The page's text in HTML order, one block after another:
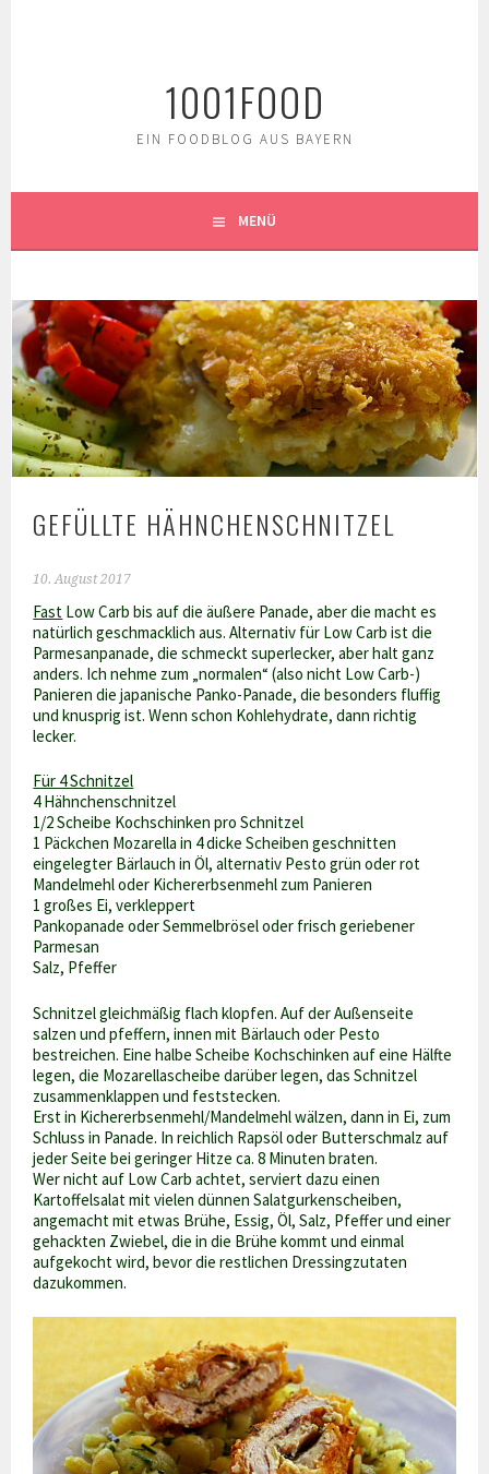
1001FOOD
EIN FOODBLOG AUS BAYERN
MENÜ
GEFÜLLTE HÄHNCHENSCHNITZEL
10. August 2017
Fast Low Carb bis auf die äußere Panade, aber die macht es
natürlich geschmacklich aus. Alternativ für Low Carb ist die
Parmesanpanade, die schmeckt superlecker, aber halt ganz
anders. Ich nehme zum „normalen“ (also nicht Low Carb-)
Panieren die japanische Panko-Panade, die besonders fluffig
und knusprig ist. Wenn schon Kohlehydrate, dann richtig
lecker.
Für 4 Schnitzel
4 Hähnchenschnitzel
1/2 Scheibe Kochschinken pro Schnitzel
1 Päckchen Mozarella in 4 dicke Scheiben geschnitten
eingelegter Bärlauch in Öl, alternativ Pesto grün oder rot
Mandelmehl oder Kichererbsenmehl zum Panieren
1 großes Ei, verkleppert
Pankopanade oder Semmelbrösel oder frisch geriebener
Parmesan
Salz, Pfeffer
Schnitzel gleichmäßig flach klopfen. Auf der Außenseite
salzen und pfeffern, innen mit Bärlauch oder Pesto
bestreichen. Eine halbe Scheibe Kochschinken auf eine Hälfte
legen, die Mozarellascheibe darüber legen, das Schnitzel
zusammenklappen und feststecken.
Erst in Kichererbsenmehl/Mandelmehl wälzen, dann in Ei, zum
Schluss in Panade. In reichlich Rapsöl oder Butterschmalz auf
jeder Seite bei geringer Hitze ca. 8 Minuten braten.
Wer nicht auf Low Carb achtet, serviert dazu einen
Kartoffelsalat mit vielen dünnen Salatgurkenscheiben,
angemacht mit etwas Brühe, Essig, Öl, Salz, Pfeffer und einer
gehackten Zwiebel, die in die Brühe kommt und einmal
aufgekocht wird, bevor die restlichen Dressingzutaten
dazukommen.